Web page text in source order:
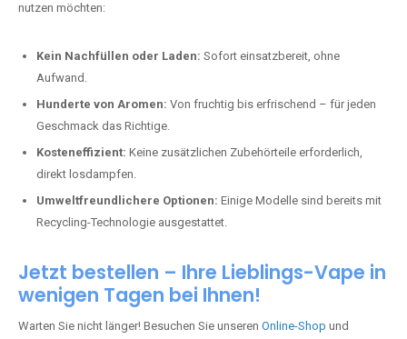
nutzen möchten:
Kein Nachfüllen oder Laden: Sofort einsatzbereit, ohne
Aufwand.
Hunderte von Aromen: Von fruchtig bis erfrischend – für jeden
Geschmack das Richtige.
Kosteneffizient: Keine zusätzlichen Zubehörteile erforderlich,
direkt losdampfen.
Umweltfreundlichere Optionen: Einige Modelle sind bereits mit
Recycling-Technologie ausgestattet.
Jetzt bestellen – Ihre Lieblings-Vape in
wenigen Tagen bei Ihnen!
Warten Sie nicht länger! Besuchen Sie unseren Online-Shop und